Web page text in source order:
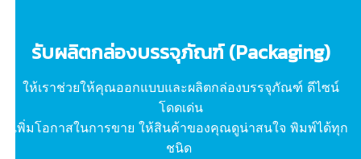
รับผลิตกล่องบรรจุภัณฑ์ (Packaging)
ให้เราช่วยให้คุณออกแบบและผลิตกล่องบรรจุภัณฑ์ ดีไซน์
โดดเด่น
เพิ่มโอกาสในการขาย ให้สินค้าของคุณดูน่าสนใจ พิมพ์ได้ทุก
ชนิด